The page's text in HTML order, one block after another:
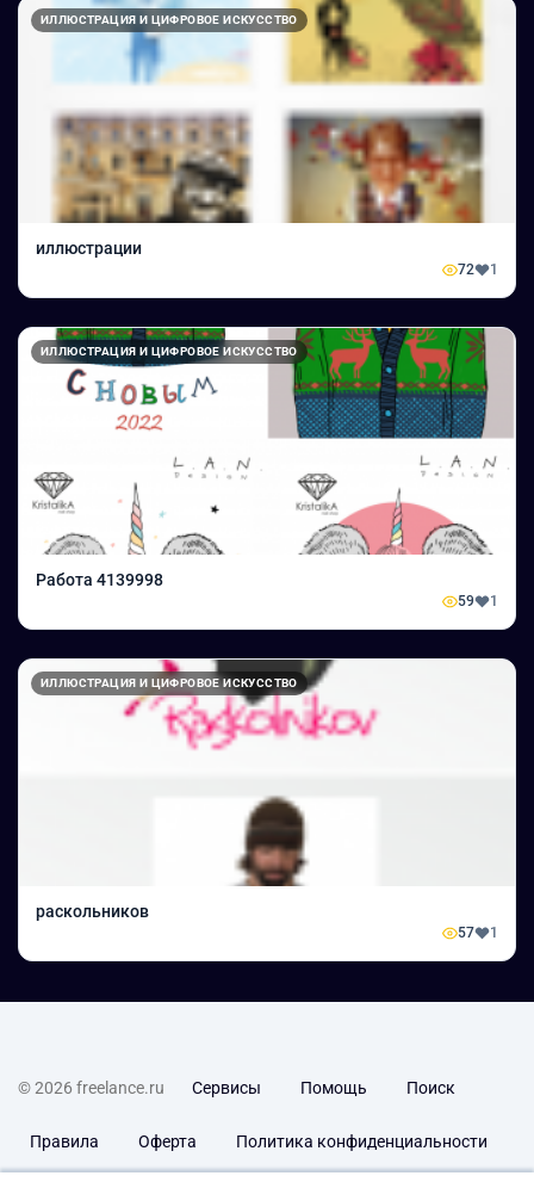
ИЛЛЮСТРАЦИЯ И ЦИФРОВОЕ ИСКУССТВО
иллюстрации
72 1
ИЛЛЮСТРАЦИЯ И ЦИФРОВОЕ ИСКУССТВО
Работа 4139998
59 1
ИЛЛЮСТРАЦИЯ И ЦИФРОВОЕ ИСКУССТВО
раскольников
57 1
© 2026 freelance.ru Сервисы Помощь Поиск
Правила Оферта Политика конфиденциальности